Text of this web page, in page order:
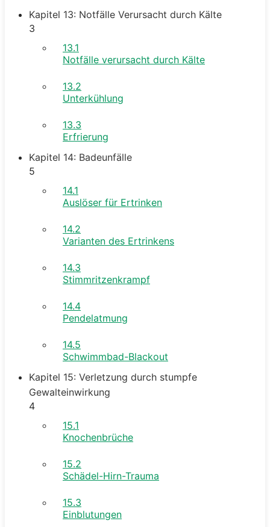
Kapitel 13: Notfälle Verursacht durch Kälte
3
13.1
Notfälle verursacht durch Kälte
13.2
Unterkühlung
13.3
Erfrierung
Kapitel 14: Badeunfälle
5
14.1
Auslöser für Ertrinken
14.2
Varianten des Ertrinkens
14.3
Stimmritzenkrampf
14.4
Pendelatmung
14.5
Schwimmbad-Blackout
Kapitel 15: Verletzung durch stumpfe
Gewalteinwirkung
4
15.1
Knochenbrüche
15.2
Schädel-Hirn-Trauma
15.3
Einblutungen